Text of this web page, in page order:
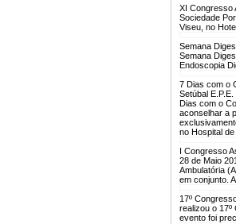
XI Congresso
Sociedade
Viseu, no
Semana
Semana
Endoscopia
7 Dias com o
Setúbal
Dias com o
aconselhar a
no Hospital de
I Congresso
28 de Maio
Ambulatória
em conjunto.
17º
realizou o 17º
evento foi